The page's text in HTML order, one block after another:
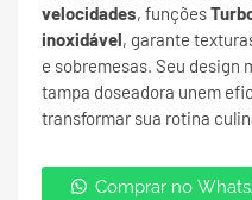
velocidades, funções
inoxidável, garante
e sobremesas. Seu design
tampa doseadora unem
transformar sua rotina
Comprar no